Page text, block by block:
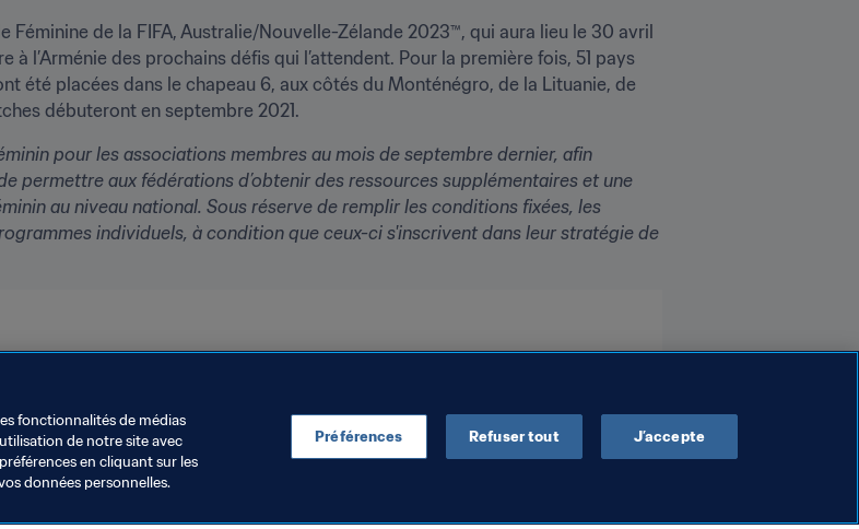
de la FIFA, Australie/Nouvelle-Zélande 2023™, qui aura lieu le 30 avril
à l’Arménie des prochains défis qui l’attendent. Pour la première fois, 51 pays
été placées dans le chapeau 6, aux côtés du Monténégro, de la Lituanie, de
débuteront en septembre 2021.
pour les associations membres au mois de septembre dernier, afin
permettre aux fédérations d’obtenir des ressources supplémentaires et une
au niveau national. Sous réserve de remplir les conditions fixées, les
individuels, à condition que ceux-ci s'inscrivent dans leur stratégie de
fonctionnalités de médias
de notre site avec
en cliquant sur les
données personnelles.
Préférences Refuser tout J’accepte